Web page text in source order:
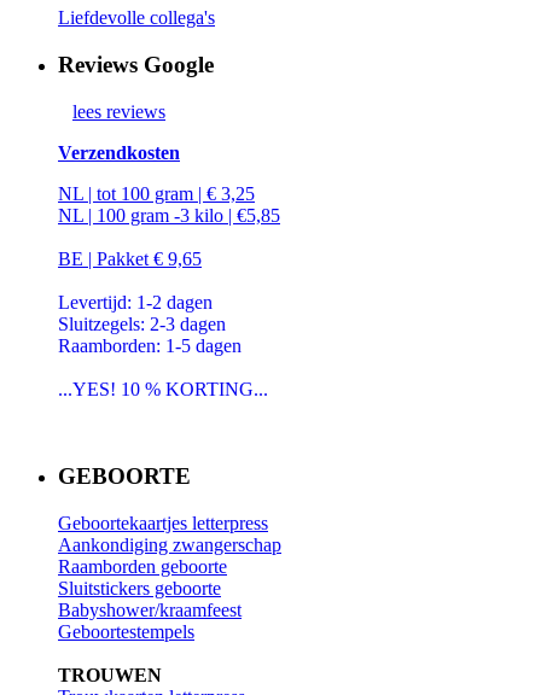
Liefdevolle collega's
Reviews Google
lees reviews
Verzendkosten
NL | tot 100 gram | € 3,25
NL | 100 gram -3 kilo | €5,85
BE | Pakket € 9,65
Levertijd: 1-2 dagen
Sluitzegels: 2-3 dagen
Raamborden: 1-5 dagen
...YES! 10 % KORTING...
GEBOORTE
Geboortekaartjes letterpress
Aankondiging zwangerschap
Raamborden geboorte
Sluitstickers geboorte
Babyshower/kraamfeest
Geboortestempels
TROUWEN